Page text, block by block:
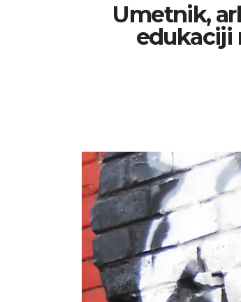
Umetnik,
edukaciji